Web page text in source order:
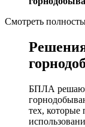
Смотреть
БПЛА
тех,